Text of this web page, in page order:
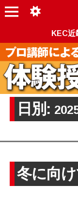
KEC
日別:
冬に向け